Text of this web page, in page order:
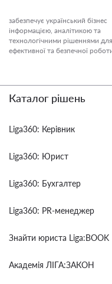
забезпечує український бізнес
інформацією, аналітикою та
технологічними рішеннями для
ефективної та безпечної
Каталог рішень
Liga360: Керівник
Liga360: Юрист
Liga360: Бухгалтер
Liga360: PR-менеджер
Знайти юриста Liga:BOOK
Академія ЛІГА:ЗАКОН